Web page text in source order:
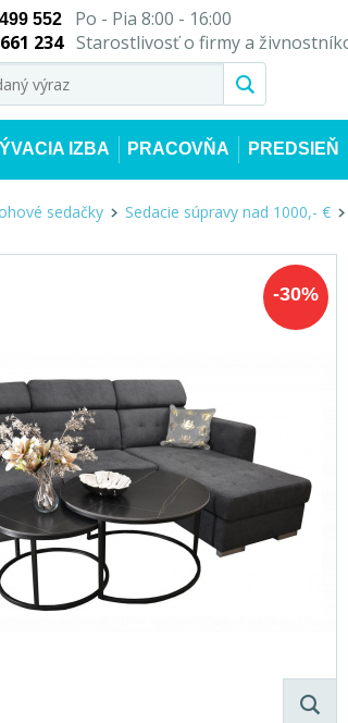
552
Po - Pia 8:00 - 16:00
234 Starostlivosť o firmy a
IZBA PRACOVŇA PREDSIEŇ
sedačky Sedacie súpravy nad 1000,- €
-30%